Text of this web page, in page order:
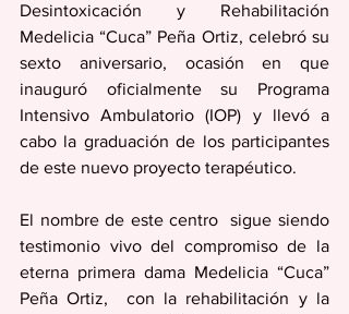
Desintoxicación y Rehabilitación
Medelicia “Cuca” Peña Ortiz, celebró su
sexto aniversario, ocasión en que
inauguró oficialmente su Programa
Intensivo Ambulatorio (IOP) y llevó a
cabo la graduación de los participantes
de este nuevo proyecto terapéutico.
El nombre de este centro  sigue siendo
testimonio vivo del compromiso de la
eterna primera dama Medelicia “Cuca”
Peña Ortiz,  con la rehabilitación y la